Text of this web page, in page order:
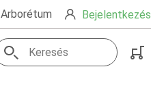
Arborétum Bejelentkezés